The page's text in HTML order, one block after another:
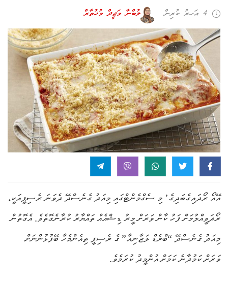
4 އަހރު ކުރިން ލުބްނާ މަޖީދް މުޚުތާރް
އޭއޯ ރޯދައިގެބަދިގެ’ މި ސެގްމެންޓްގައި މިއަދު ގެނެސްދޭ ދެވަނަ ރެސިޕީއަކީ،
ރޯދަވީއްލުމަށް ފަހު ކާން ވަރަށް މީރު ޑިޝްއެއް ތައްޔާރު ކުރާނެގޮތެވެ. އެގޮތުން
މިއަދު ގެނެސްދޭ “ބްރެޑް ލަޒާނިއާ” ގެ ރެސިޕީ ތިއެންމެހާ ބޭފުޅުންނަށް
ވަރަށް ކަމުދާނެ ކަމަށް އުންމީދު ކުރަމެވެ.